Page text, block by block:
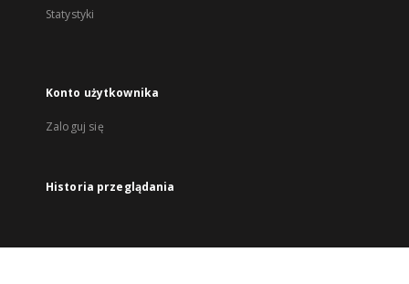
Statystyki
Konto użytkownika
Zaloguj się
Historia przeglądania